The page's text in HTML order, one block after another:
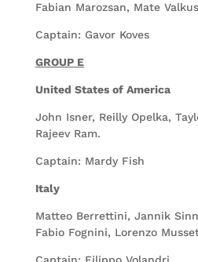
Fabian Marozsan, Mate
Captain: Gavor Koves
GROUP E
United States of America
John Isner, Reilly Opelka,
Rajeev Ram.
Captain: Mardy Fish
Italy
Matteo Berrettini, Jannik
Fabio Fognini, Lorenzo